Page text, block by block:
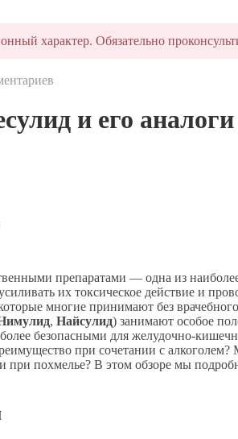
характер. Обязательно
и его
препаратами — одна из
их токсическое действие и
многие принимают без
, Найсулид) занимают особое
безопасными для желудочно-
при сочетании с
похмелье? В этом обзоре мы